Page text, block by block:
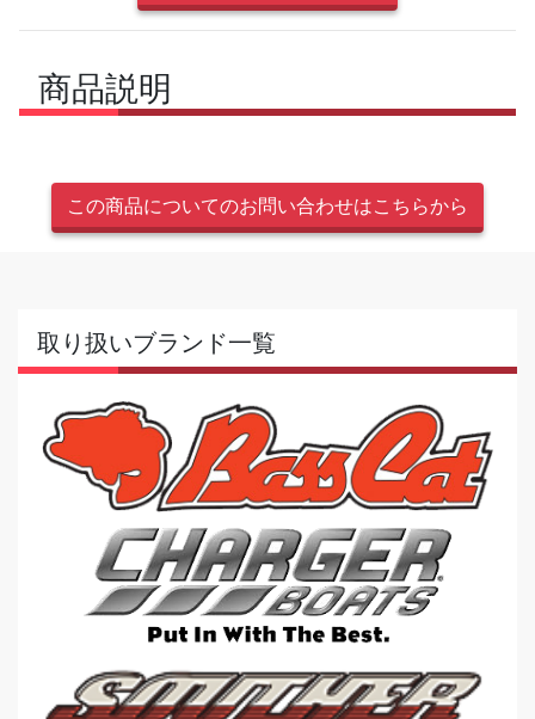
商品説明
この商品についてのお問い合わせはこちらから
取り扱いブランド一覧